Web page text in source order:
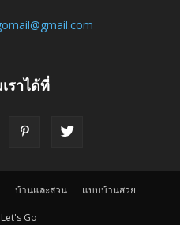
ราได้ที่
บ้านและสวน แบบบ้านสวย
Go